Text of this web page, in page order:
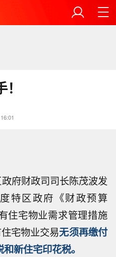
16:01
府财政司司长陈茂波发
特区政府《财政预算
住宅物业需求管理措施
住宅物业交易无须再缴付
新住宅印花税。